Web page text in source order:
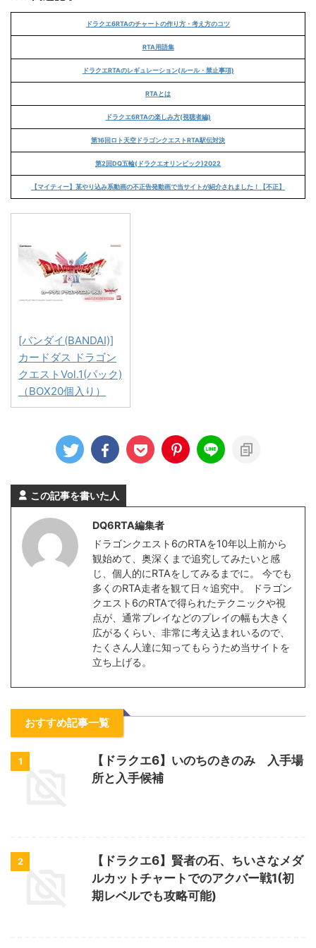
ドラクエ6RTAのチャートの作り方・考え方のコツ
RTA用語集
ドラクエRTAのレギュレーション(ルール・禁止事項)
RTAとは
ドラクエ6RTAの楽しみ方(視聴者編)
第16回ロト天空ドラゴンクエストRTA駅伝対決
第2回DQ五輪(ドラクエオリンピック)2022
【マイティー】某やり込み系動画の不正告発動画で当サイトが紹介されました！【不正】
[バンダイ(BANDAI)]
カードダス ドラゴン
クエストVol.1(パック)
（BOX20個入り）
この記事を書いた人
DQ6RTA編集者
ドラゴンクエスト6のRTAを10年以上前から
観始めて、奥深くまで追究してみたいと感
じ、個人的にRTAをしてみるまでに。 今でも
多くのRTA走者を観て日々追究中。 ドラゴン
クエスト6のRTAで得られたテクニックや視
点が、通常プレイなどのプレイの幅も大きく
広がるくらい、非常に考え込まれいるので、
たくさん人達に知ってもらうため当サイトを
立ち上げる。
おすすめ記事一覧
1
【ドラクエ6】いのちのきのみ 入手場
所と入手候補
2
【ドラクエ6】賢者の石、ちいさなメダ
ルカットチャートでのアクバー戦1(初
期レベルでも攻略可能)